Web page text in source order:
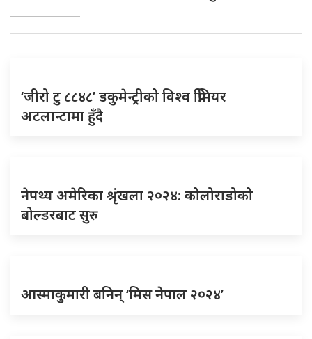
‘जीरो टु ८८४८’ डकुमेन्ट्रीको विश्व प्रिमियर
अटलान्टामा हुँदै
नेपथ्य अमेरिका श्रृंखला २०२४: कोलोराडोको
बोल्डरबाट सुरु
आस्माकुमारी बनिन् ‘मिस नेपाल २०२४’